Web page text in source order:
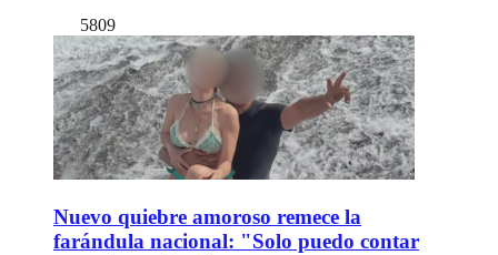
5809
Nuevo quiebre amoroso remece la
farándula nacional: "Solo puedo contar